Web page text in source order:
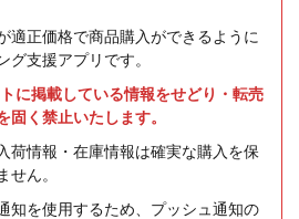
適正価格で商品購入ができるように
グ支援アプリです。
に掲載している情報をせどり・転売
固く禁止いたします。
荷情報・在庫情報は確実な購入を保
せん。
知を使用するため、プッシュ通知の